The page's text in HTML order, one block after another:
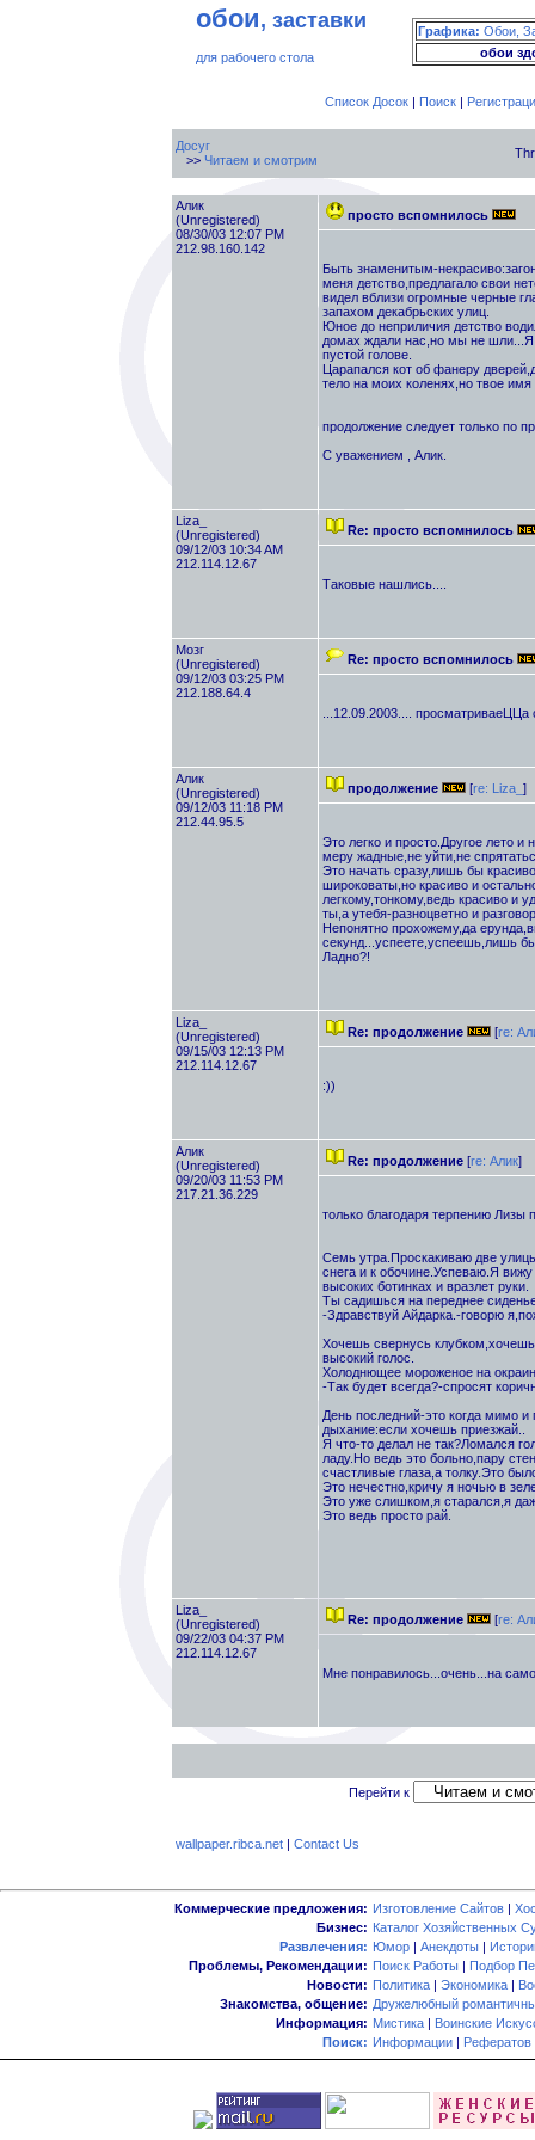
обои, заставки
для рабочего стола
Графика: Обои,
обои
Список Досок| Поиск|
Досуг
>> Читаем и смотрим
Алик
(Unregistered)
08/30/03 12:07 PM
212.98.160.142
просто вспомнилось
Быть знаменитым-
меня детство,предлагало свои
видел вблизи огромные черные
запахом декабрьских улиц.
Юное до неприличия детство
домах ждали нас,но мы не
пустой голове.
Царапался кот об фанеру
тело на моих коленях,но твое
продолжение следует только по
С уважением , Алик.
Liza_
(Unregistered)
09/12/03 10:34 AM
212.114.12.67
Re: просто вспомнилось
Таковые нашлись....
Мозг
(Unregistered)
09/12/03 03:25 PM
212.188.64.4
Re: просто вспомнилось
...12.09.2003....
Алик
(Unregistered)
09/12/03 11:18 PM
212.44.95.5
продолжение [re: Liza_ ]
Это легко и просто.Другое лето и
меру жадные,не уйти,не
Это начать сразу,лишь бы
широковаты,но красиво и
легкому,тонкому,ведь красиво и
ты,а утебя-разноцветно и
Непонятно прохожему,да
секунд...успеете,успеешь,лишь
Ладно?!
Liza_
(Unregistered)
09/15/03 12:13 PM
212.114.12.67
Re: продолжение [re:
:))
Алик
(Unregistered)
09/20/03 11:53 PM
217.21.36.229
Re: продолжение [re: Алик]
только благодаря терпению Лизы
Семь утра.Проскакиваю две
снега и к обочине.Успеваю.Я
высоких ботинках и вразлет руки.
Ты садишься на переднее
-Здравствуй Айдарка.-говорю
Хочешь свернусь
высокий голос.
Холоднющее мороженое на
-Так будет всегда?-спросят
День последний-это когда мимо и
дыхание:если хочешь приезжай..
Я что-то делал не так?Ломался
ладу.Но ведь это больно,пару
счастливые глаза,а толку.Это
Это нечестно,кричу я ночью в
Это уже слишком,я старался,я
Это ведь просто рай.
Liza_
(Unregistered)
09/22/03 04:37 PM
212.114.12.67
Re: продолжение [re:
Мне понравилось...очень...на
Перейти к
wallpaper.ribca.net| Contact Us
Коммерческие предложения: Изготовление Сайтов |
Бизнес: Каталог Хозяйственных
Развлечения: Юмор | Анекдоты |
Проблемы, Рекомендации: Поиск Работы | Подбор
Новости: Политика | Экономика |
Знакомства, общение: Дружелюбный
Информация: Мистика | Воинские
Поиск: Информации | Рефератов